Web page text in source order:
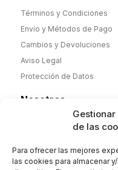
de las
Para ofrecer las mejores
las cookies para almacenar
Términos y Condiciones
Envío y Métodos de Pago
Cambios y Devoluciones
Aviso Legal
Protección de Datos
Nosotros
Desde noviembre de
100% algodón de
Envío 2-4 días. Orgullosos